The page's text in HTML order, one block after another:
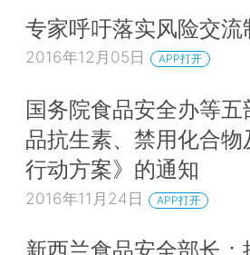
专家呼吁落实风险交
2016年12月05日 APP打开
国务院食品安全办等
品抗生素、禁用化合
行动方案》的通知
2016年11月24日 APP打开